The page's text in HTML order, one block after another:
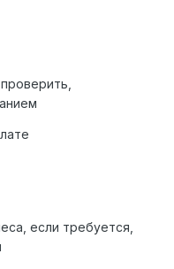
если требуется,